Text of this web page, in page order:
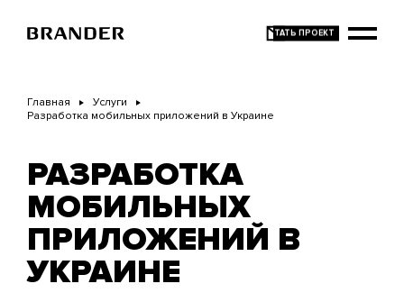
основному
Главная
Услуги
Разработка мобильных приложений в Украине
РАЗРАБОТКА
МОБИЛЬНЫХ
ПРИЛОЖЕНИЙ В
УКРАИНЕ